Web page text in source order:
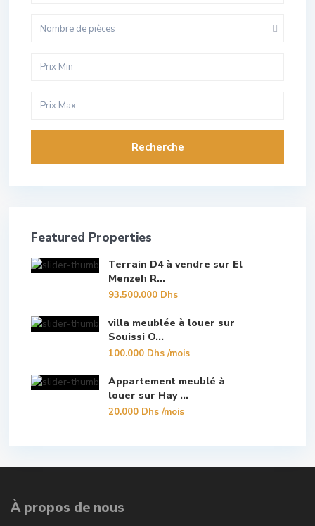
Nombre de pièces
Recherche
Featured Properties
Terrain D4 à vendre sur El
Menzeh R...
93.500.000 Dhs
villa meublée à louer sur
Souissi O...
100.000 Dhs/mois
Appartement meublé à
louer sur Hay ...
20.000 Dhs/mois
À propos de nous